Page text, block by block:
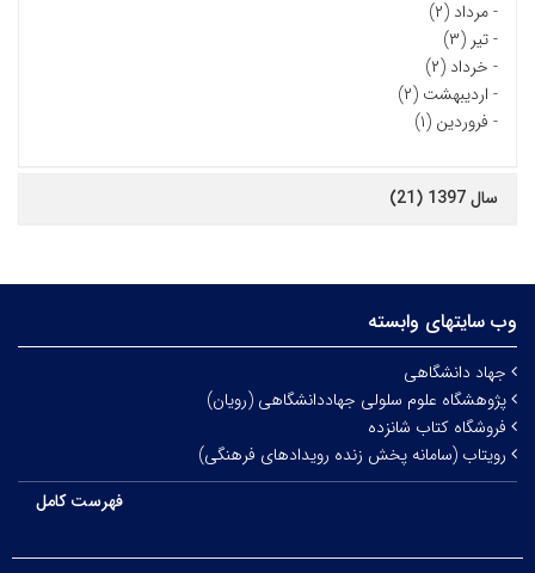
-مرداد (۲)
-تیر (۳)
- خرداد (۲)
- اردیبهشت (۲)
- فروردین (۱)
سال 1397 (21)
وب سایتهای وابسته
جهاد دانشگاهی
پژوهشگاه علوم سلولی جهاددانشگاهی (رویان)
فروشگاه کتاب شانزده
رویتاب (سامانه پخش زنده رویدادهای فرهنگی)
فهرست کامل